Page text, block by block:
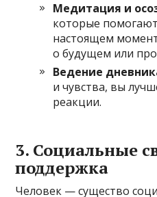
Медитация и
которые
настоящем
о будущем или
Ведение
и чувства, вы
реакции.
3. Социальные
поддержка
Человек — существо